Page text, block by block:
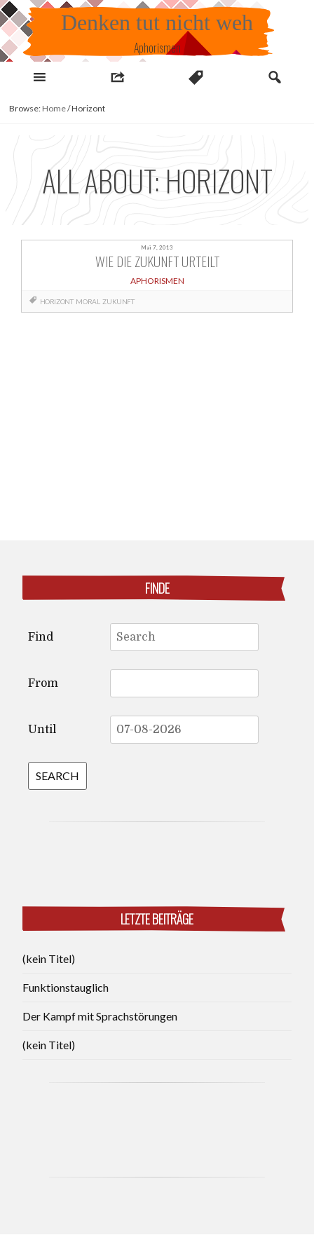
Skip
to
content
Denken tut nicht weh
Aphorismen
Browse: Home/Horizont
ALL ABOUT: HORIZONT
Mai 7, 2013
WIE DIE ZUKUNFT URTEILT
APHORISMEN
HORIZONT MORAL ZUKUNFT
FINDE
for:
Find
From
Until
LETZTE BEITRÄGE
(kein Titel)
Funktionstauglich
Der Kampf mit Sprachstörungen
(kein Titel)